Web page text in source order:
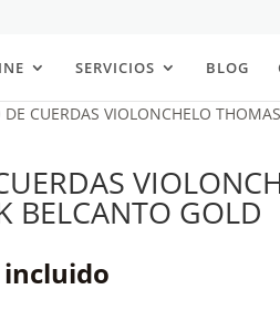
SERVICIOS BLOG
DE CUERDAS VIOLONCHELO
BELCANTO GOLD
incluido